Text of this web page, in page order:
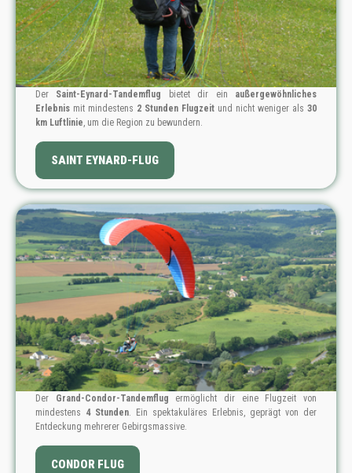
Der Saint-Eynard-Tandemflug bietet dir ein außergewöhnliches
Erlebnis mit mindestens 2 Stunden Flugzeit und nicht weniger als 30
km Luftlinie , um die Region zu bewundern.
PREIS: 299 €
SAINT EYNARD-FLUG
Der Grand-Condor-Tandemflug ermöglicht dir eine Flugzeit von
mindestens 4 Stunden . Ein spektakuläres Erlebnis, geprägt von der
Entdeckung mehrerer Gebirgsmassive.
PREIS: 799 €
CONDOR FLUG